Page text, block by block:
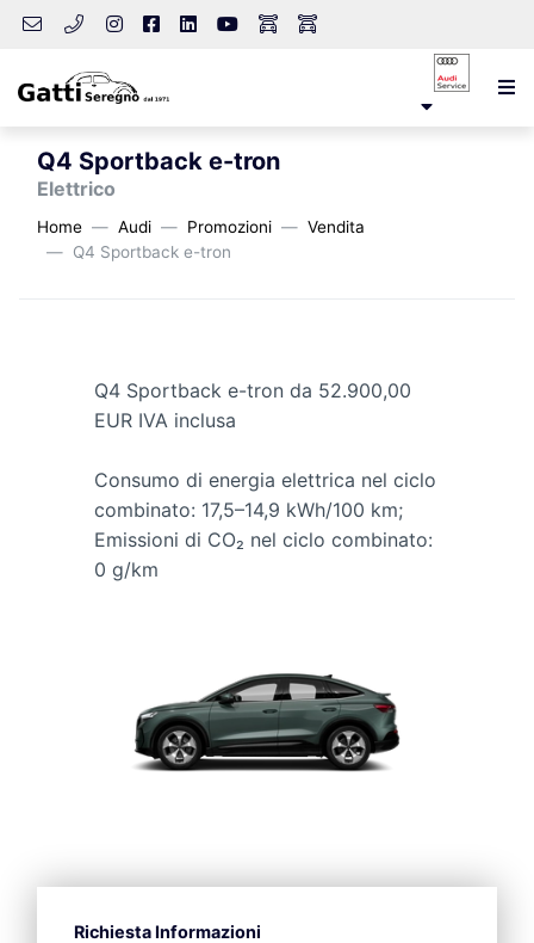
Q4 Sportback e-tron
Elettrico
Home Audi Promozioni
Vendita
Q4 Sportback e-tron
Q4 Sportback e-tron da 52.900,00
EUR IVA inclusa
Consumo di energia elettrica nel ciclo
combinato: 17,5–14,9 kWh/100 km;
Emissioni di CO₂ nel ciclo combinato:
0 g/km
Richiesta Informazioni